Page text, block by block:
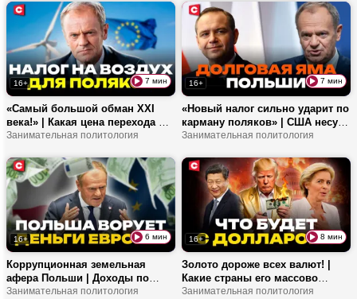
Польша защищают мир?
продолжается?
16+ 7 мин
«Самый большой обман XXI
века!» | Какая цена перехода на
«зеленую» экономику? | Как
правительство Туска?
Занимательная политология
16+ 7 мин
«Новый налог сильно ударит по
карману поляков» | США несут
Польшу на заклание | Варшава
Занимательная политология
16+ 6 мин
Коррупционная земельная
афера Польши | Доходы по
2000% на госзаказах | Кто
Занимательная политология
16+ 8 мин
Золото дороже всех валют! |
Какие страны его массово
скупают? | Почему заморозили
Занимательная политология